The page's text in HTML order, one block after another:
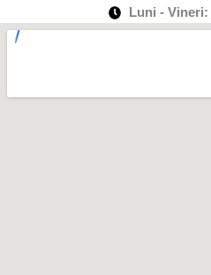
Luni - Vineri: